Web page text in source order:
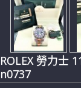
ROLEX 勞力士
n0737